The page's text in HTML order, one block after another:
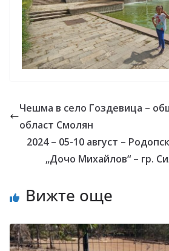
Чешма в село Гоздевица –
област Смолян
2024 – 05-10 август –
„Дочо Михайлов“ – гр.
Вижте още